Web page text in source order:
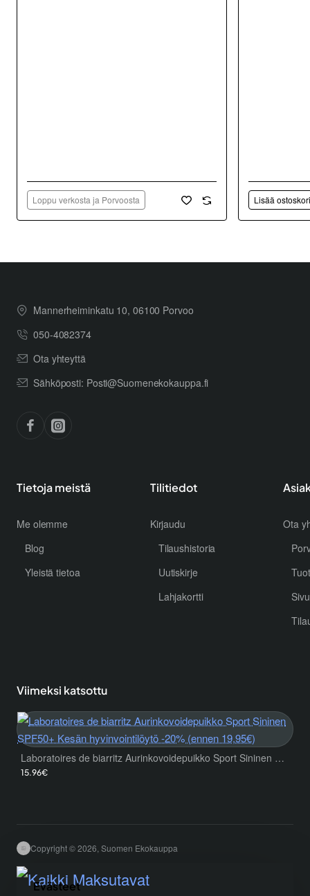
Evästeet
Loppu verkosta ja Porvoosta Lisää
Mannerheiminkatu 10, 06100 Porvoo
050-4082374
Ota yhteyttä
Sähköposti: Posti@Suomenekokauppa.fi
Tietoja meistä
Me olemme
Blog
Yleistä tietoa
Tilitiedot
Kirjaudu
Tilaushistoria
Uutiskirje
Lahjakortti
Ota
Viimeksi katsottu
Laboratoires de biarritz Aurinkovoidepuikko Sport Sininen SPF50+ Kesän hyvinvointilöytö -20% (ennen 19,95€)
15.96€
Copyright © 2026, Suomen Ekokauppa